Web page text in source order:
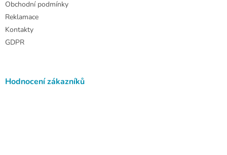
Obchodní podmínky
Reklamace
Kontakty
GDPR
Hodnocení zákazníků